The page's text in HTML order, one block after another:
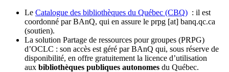
Le Catalogue des bibliothèques du Québec (CBQ) : il est
coordonné par BAnQ, qui en assure le prpg [at] banq.qc.ca
(soutien).
La solution Partage de ressources pour groupes (PRPG)
d’OCLC : son accès est géré par BAnQ qui, sous réserve de
disponibilité, en offre gratuitement la licence d’utilisation
aux bibliothèques publiques autonomes du Québec.